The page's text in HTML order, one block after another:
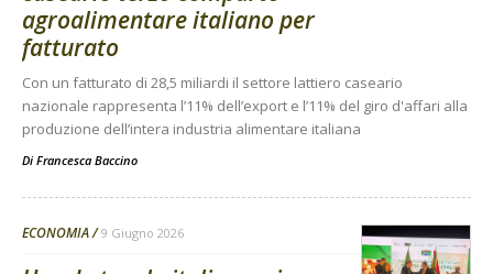
agroalimentare italiano per
fatturato
Con un fatturato di 28,5 miliardi il settore lattiero caseario
nazionale rappresenta l’11% dell’export e l’11% del giro d'affari alla
produzione dell’intera industria alimentare italiana
Di Francesca Baccino
ECONOMIA 9 Giugno 2026